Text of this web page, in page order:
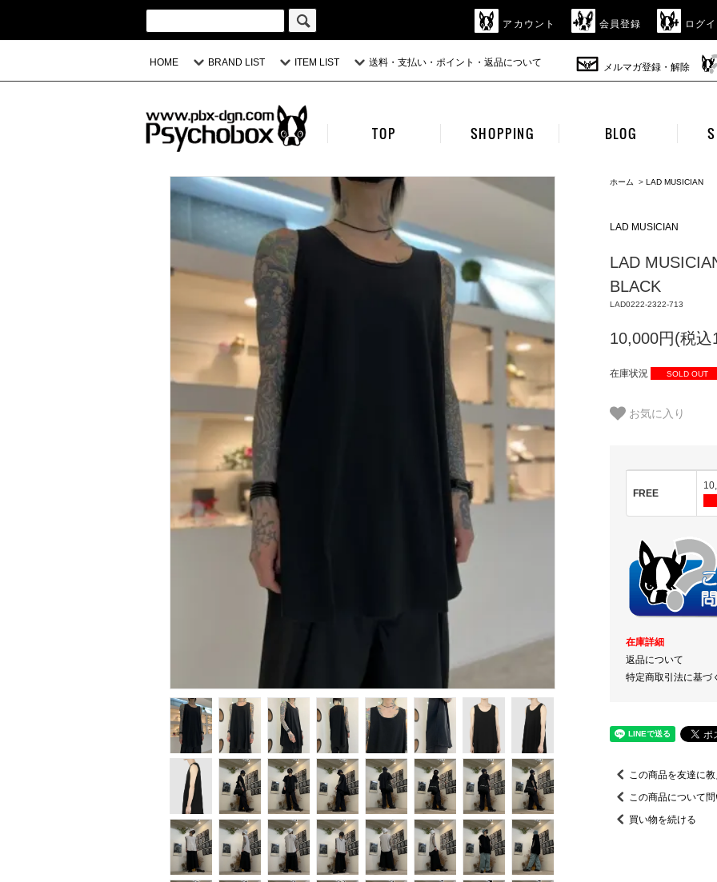
アカウント 会員登録 ログ
HOME BRAND LIST ITEM LIST 送料・支払い・ポイント・返品について メルマガ登録・解除
TOP SHOPPING BLOG
ホーム > LAD MUSICIAN
LAD MUSICIAN
LAD
BLACK
LAD0222-2322-713
10,000円(税込
在庫状況 SOLD OUT
お気に入り
FREE
在庫詳細
返品について
特定商取引法に基づ
この商品を友達に
この商品について
買い物を続ける